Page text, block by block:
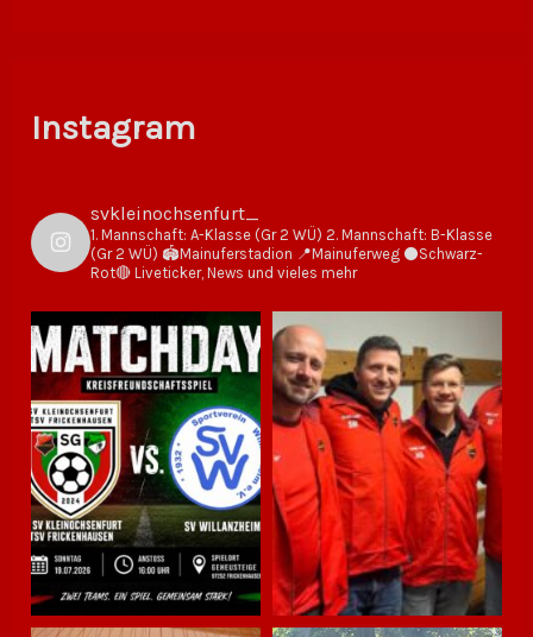
Instagram
svkleinochsenfurt_
1. Mannschaft: A-Klasse (Gr 2 WÜ) 2. Mannschaft: B-Klasse
(Gr 2 WÜ) 🏟Mainuferstadion 📍Mainuferweg ⚫️Schwarz-
Rot🔴 Liveticker, News und vieles mehr